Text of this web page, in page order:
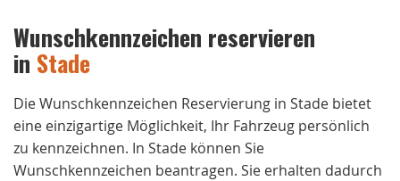
Wunschkennzeichen reservieren
in Stade
Die Wunschkennzeichen Reservierung in Stade bietet
eine einzigartige Möglichkeit, Ihr Fahrzeug persönlich
zu kennzeichnen. In Stade können Sie
Wunschkennzeichen beantragen. Sie erhalten dadurch